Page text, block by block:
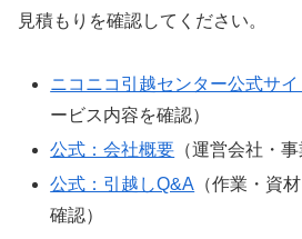
見積もりを確認してください。
ニコニコ引越センター公式サイ
ービス内容を確認）
公式：会社概要 （運営会社・
公式：引越しQ&A （作業・資
確認）